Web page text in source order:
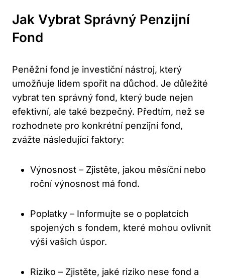
Jak Vybrat Správný‌ Penzijní
Fond
Peněžní fond je investiční nástroj, který⁣
umožňuje lidem‌ spořit na důchod.‍ Je důležité
vybrat ten ⁣správný fond, který bude ​nejen
efektivní, ale také ‍bezpečný.‍ Předtím, než se
rozhodnete pro konkrétní⁣ penzijní fond,
zvážte následující faktory:
Výnosnost – Zjistěte, jakou měsíční nebo
roční ⁣výnosnost má fond.
Poplatky – Informujte se o poplatcích
spojených ‍s ‌fondem, které mohou ovlivnit
výši vašich úspor.
Riziko – Zjistěte, jaké riziko nese fond a